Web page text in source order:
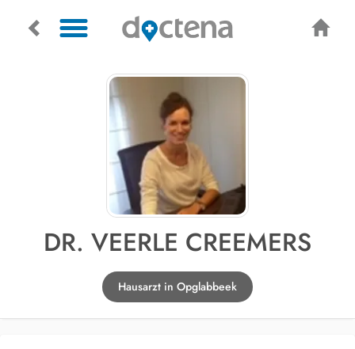
DR. VEERLE CREEMERS
Hausarzt in Opglabbeek